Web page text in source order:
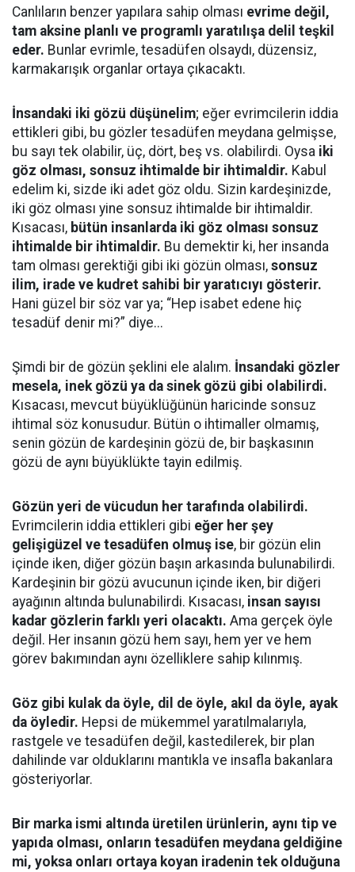
Canlıların benzer yapılara sahip olması evrime değil,
tam aksine planlı ve programlı yaratılışa delil teşkil
eder. Bunlar evrimle, tesadüfen olsaydı, düzensiz,
karmakarışık organlar ortaya çıkacaktı.
İnsandaki iki gözü düşünelim; eğer evrimcilerin iddia
ettikleri gibi, bu gözler tesadüfen meydana gelmişse,
bu sayı tek olabilir, üç, dört, beş vs. olabilirdi. Oysa iki
göz olması, sonsuz ihtimalde bir ihtimaldir. Kabul
edelim ki, sizde iki adet göz oldu. Sizin kardeşinizde,
iki göz olması yine sonsuz ihtimalde bir ihtimaldir.
Kısacası, bütün insanlarda iki göz olması sonsuz
ihtimalde bir ihtimaldir. Bu demektir ki, her insanda
tam olması gerektiği gibi iki gözün olması, sonsuz
ilim, irade ve kudret sahibi bir yaratıcıyı gösterir.
Hani güzel bir söz var ya; “Hep isabet edene hiç
tesadüf denir mi?” diye...
Şimdi bir de gözün şeklini ele alalım. İnsandaki gözler
mesela, inek gözü ya da sinek gözü gibi olabilirdi.
Kısacası, mevcut büyüklüğünün haricinde sonsuz
ihtimal söz konusudur. Bütün o ihtimaller olmamış,
senin gözün de kardeşinin gözü de, bir başkasının
gözü de aynı büyüklükte tayin edilmiş.
Gözün yeri de vücudun her tarafında olabilirdi.
Evrimcilerin iddia ettikleri gibi eğer her şey
gelişigüzel ve tesadüfen olmuş ise, bir gözün elin
içinde iken, diğer gözün başın arkasında bulunabilirdi.
Kardeşinin bir gözü avucunun içinde iken, bir diğeri
ayağının altında bulunabilirdi. Kısacası, insan sayısı
kadar gözlerin farklı yeri olacaktı. Ama gerçek öyle
değil. Her insanın gözü hem sayı, hem yer ve hem
görev bakımından aynı özelliklere sahip kılınmış.
Göz gibi kulak da öyle, dil de öyle, akıl da öyle, ayak
da öyledir. Hepsi de mükemmel yaratılmalarıyla,
rastgele ve tesadüfen değil, kastedilerek, bir plan
dahilinde var olduklarını mantıkla ve insafla bakanlara
gösteriyorlar.
Bir marka ismi altında üretilen ürünlerin, aynı tip ve
yapıda olması, onların tesadüfen meydana geldiğine
mi, yoksa onları ortaya koyan iradenin tek olduğuna